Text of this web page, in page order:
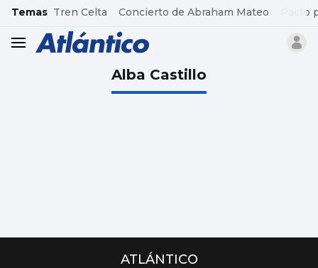
common.go-to-content
Temas Tren Celta Concierto de Abraham Mateo Pacto
header.menu.open
Alba Castillo
ATLÁNTICO